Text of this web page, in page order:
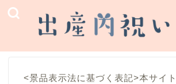
<景品表示法に基づく表記>本サイ